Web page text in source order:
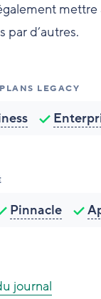
mettre
par d’autres.
LEGACY
Pinnacle
journal